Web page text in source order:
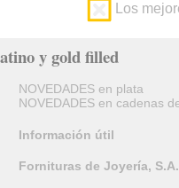
Los
y gold filled
NOVEDADES en plata
NOVEDADES en cadenas
Información útil
Fornituras de Joyería, S.A.